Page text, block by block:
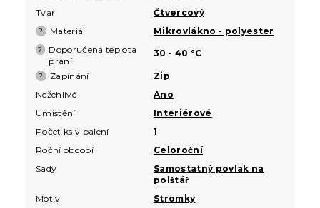
Tvar
Čtvercový
? Materiál Mikrovlákno - polyester
?
Doporučená teplota
praní
30 - 40 °C
? Zapínání
Zip
Nežehlivé
Ano
Umístění
Interiérové
Počet ks v balení
1
Roční období
Celoroční
Sady
Samostatný povlak na
polštář
Motiv
Stromky